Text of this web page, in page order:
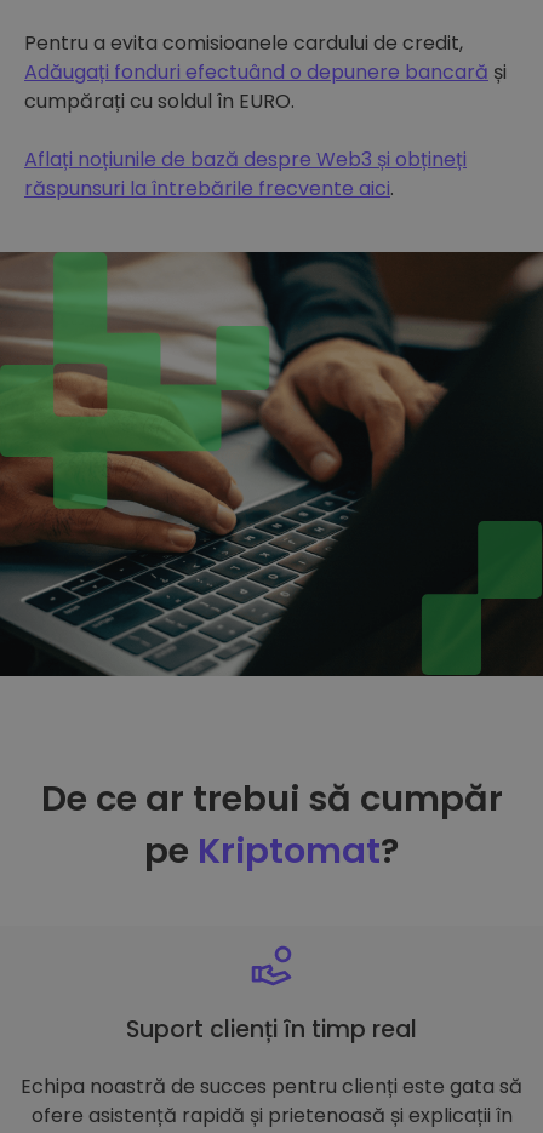
Pentru a evita comisioanele cardului de credit,
Adăugați fonduri efectuând o depunere bancară și
cumpărați cu soldul în EURO.
Aflați noțiunile de bază despre Web3 și obțineți
răspunsuri la întrebările frecvente aici.
De ce ar trebui să cumpăr
pe Kriptomat?
Suport clienți în timp real
Echipa noastră de succes pentru clienți este gata să
ofere asistență rapidă și prietenoasă și explicații în